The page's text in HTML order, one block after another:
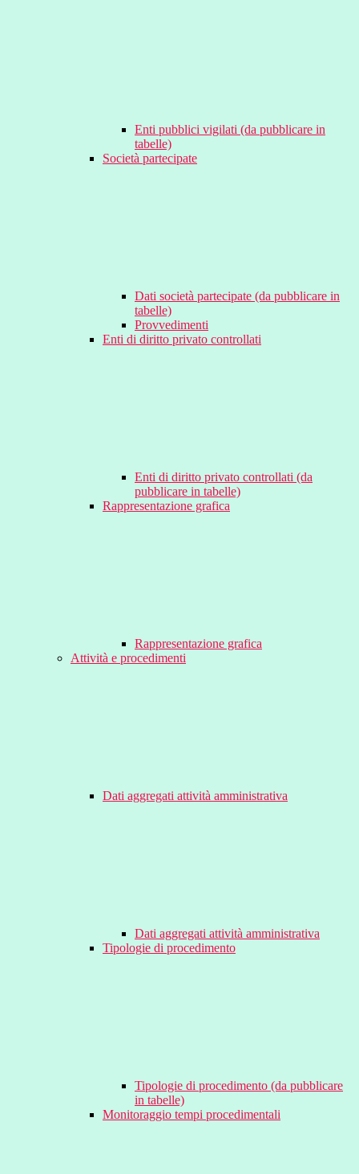
Enti pubblici vigilati (da pubblicare in
tabelle)
Società partecipate
Dati società partecipate (da pubblicare in
tabelle)
Provvedimenti
Enti di diritto privato controllati
Enti di diritto privato controllati (da
pubblicare in tabelle)
Rappresentazione grafica
Rappresentazione grafica
Attività e procedimenti
Dati aggregati attività amministrativa
Dati aggregati attività amministrativa
Tipologie di procedimento
Tipologie di procedimento (da pubblicare
in tabelle)
Monitoraggio tempi procedimentali